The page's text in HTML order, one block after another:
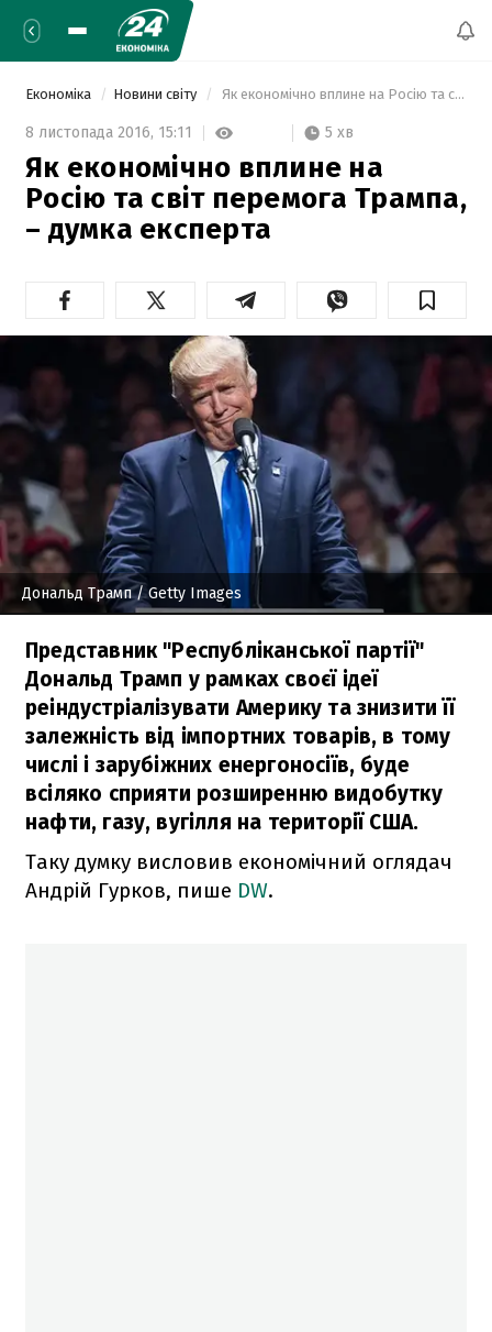
Економіка Новини світу Як економічно вплине на Росію та світ перемога Трампа, – думка експерта
8 листопада 2016, 15:11 5 хв
Як економічно вплине на
Росію та світ перемога Трампа,
– думка експерта
Дональд Трамп/ Getty Images
Представник "Республіканської партії"
Дональд Трамп у рамках своєї ідеї
реіндустріалізувати Америку та знизити її
залежність від імпортних товарів, в тому
числі і зарубіжних енергоносіїв, буде
всіляко сприяти розширенню видобутку
нафти, газу, вугілля на території США.
Таку думку висловив економічний оглядач
Андрій Гурков, пише DW.